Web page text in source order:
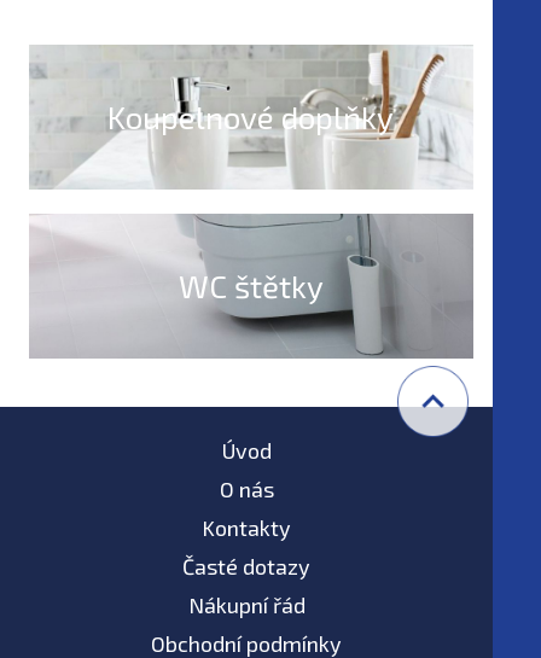
Koupelnové doplňky
WC štětky
Úvod
O nás
Kontakty
Časté dotazy
Nákupní řád
Obchodní podmínky